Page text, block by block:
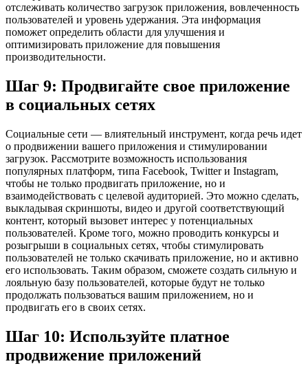
отслеживать количество загрузок приложения, вовлеченность
пользователей и уровень удержания. Эта информация
поможет определить области для улучшения и
оптимизировать приложение для повышения
производительности.
Шаг 9: Продвигайте свое приложение
в социальных сетях
Социальные сети — влиятельный инструмент, когда речь идет
о продвижении вашего приложения и стимулировании
загрузок. Рассмотрите возможность использования
популярных платформ, типа Facebook, Twitter и Instagram,
чтобы не только продвигать приложение, но и
взаимодействовать с целевой аудиторией. Это можно сделать,
выкладывая скриншоты, видео и другой соответствующий
контент, который вызовет интерес у потенциальных
пользователей. Кроме того, можно проводить конкурсы и
розыгрыши в социальных сетях, чтобы стимулировать
пользователей не только скачивать приложение, но и активно
его использовать. Таким образом, сможете создать сильную и
лояльную базу пользователей, которые будут не только
продолжать пользоваться вашим приложением, но и
продвигать его в своих сетях.
Шаг 10: Используйте платное
продвижение приложений